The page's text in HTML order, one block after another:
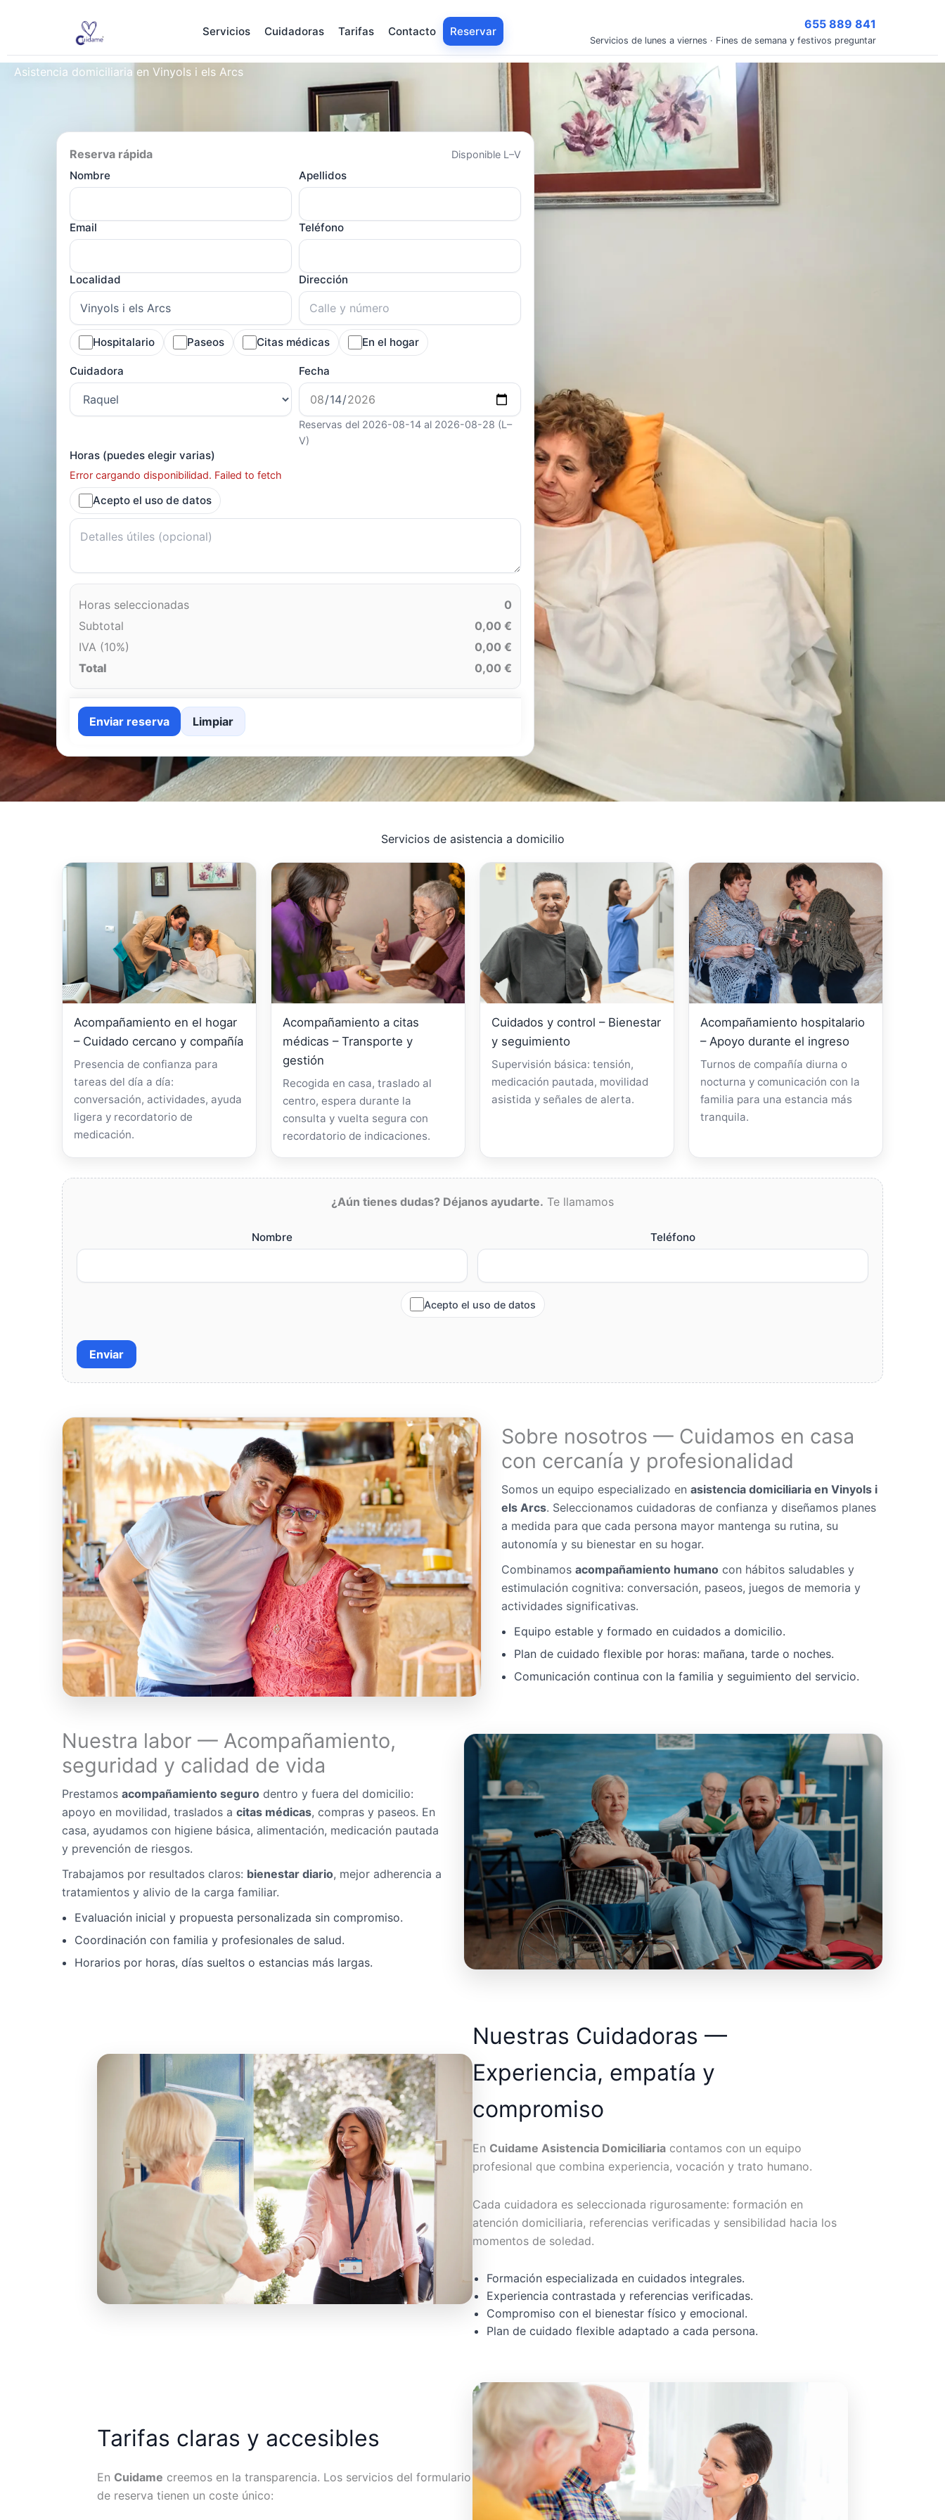
Servicios Cuidadoras Tarifas Contacto Reservar
655 889 841
Servicios de lunes a viernes · Fines de semana y festivos preguntar
Asistencia domiciliaria en Vinyols i els Arcs
Reserva rápida Disponible L–V
Nombre Apellidos
Email Teléfono
Localidad Dirección
Hospitalario Paseos Citas médicas En el hogar
Cuidadora Fecha
Reservas del 2026-08-14 al 2026-08-28 (L–
V)
Horas (puedes elegir varias)
Error cargando disponibilidad. Failed to fetch
Acepto el uso de datos
Horas seleccionadas
0
Subtotal
0,00 €
IVA (10%)
0,00 €
Total
0,00 €
Enviar reserva Limpiar
Servicios de asistencia a domicilio
Acompañamiento en el hogar
– Cuidado cercano y compañía
Presencia de confianza para
tareas del día a día:
conversación, actividades, ayuda
ligera y recordatorio de
medicación.
Acompañamiento a citas
médicas – Transporte y
gestión
Recogida en casa, traslado al
centro, espera durante la
consulta y vuelta segura con
recordatorio de indicaciones.
Cuidados y control – Bienestar
y seguimiento
Supervisión básica: tensión,
medicación pautada, movilidad
asistida y señales de alerta.
Acompañamiento hospitalario
– Apoyo durante el ingreso
Turnos de compañía diurna o
nocturna y comunicación con la
familia para una estancia más
tranquila.
¿Aún tienes dudas? Déjanos ayudarte. Te llamamos
Nombre Teléfono
Acepto el uso de datos
Enviar
Sobre nosotros — Cuidamos en casa
con cercanía y profesionalidad
Somos un equipo especializado enasistencia domiciliaria en Vinyols i
els Arcs. Seleccionamos cuidadoras de confianza y diseñamos planes
a medida para que cada persona mayor mantenga su rutina, su
autonomía y su bienestar en su hogar.
Combinamosacompañamiento humano con hábitos saludables y
estimulación cognitiva: conversación, paseos, juegos de memoria y
actividades significativas.
Equipo estable y formado en cuidados a domicilio.
Plan de cuidado flexible por horas: mañana, tarde o noches.
Comunicación continua con la familia y seguimiento del servicio.
Nuestra labor — Acompañamiento,
seguridad y calidad de vida
Prestamos acompañamiento seguro dentro y fuera del domicilio:
apoyo en movilidad, traslados a citas médicas, compras y paseos. En
casa, ayudamos con higiene básica, alimentación, medicación pautada
y prevención de riesgos.
Trabajamos por resultados claros: bienestar diario, mejor adherencia a
tratamientos y alivio de la carga familiar.
Evaluación inicial y propuesta personalizada sin compromiso.
Coordinación con familia y profesionales de salud.
Horarios por horas, días sueltos o estancias más largas.
Nuestras Cuidadoras —
Experiencia, empatía y
compromiso
En Cuidame Asistencia Domiciliaria contamos con un equipo
profesional que combina experiencia, vocación y trato humano.
Cada cuidadora es seleccionada rigurosamente: formación en
atención domiciliaria, referencias verificadas y sensibilidad hacia los
momentos de soledad.
Formación especializada en cuidados integrales.
Experiencia contrastada y referencias verificadas.
Compromiso con el bienestar físico y emocional.
Plan de cuidado flexible adaptado a cada persona.
Tarifas claras y accesibles
En Cuidame creemos en la transparencia. Los servicios del formulario
de reserva tienen un coste único: